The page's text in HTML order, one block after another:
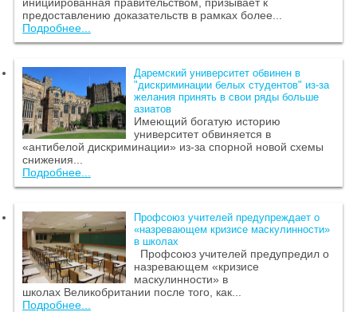
предоставлению доказательств в рамках более...
Подробнее...
Даремский университет обвинен в
"дискриминации белых студентов" из-за
желания принять в свои ряды больше
азиатов
Имеющий богатую историю
университет обвиняется в
«антибелой дискриминации» из-за спорной новой схемы
снижения...
Подробнее...
Профсоюз учителей предупреждает о
«назревающем кризисе маскулинности»
в школах
Профсоюз учителей предупредил о
назревающем «кризисе
маскулинности» в
школах Великобритании после того, как...
Подробнее...